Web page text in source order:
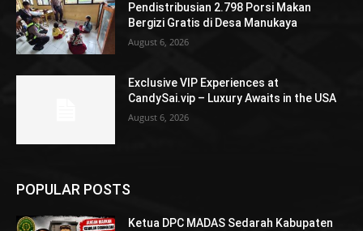
Pendistribusian 2.798 Porsi Makan
Bergizi Gratis di Desa Manukaya
August 6, 2026
Exclusive VIP Experiences at
CandySai.vip – Luxury Awaits in the USA
August 6, 2026
POPULAR POSTS
Ketua DPC MADAS Sedarah Kabupaten